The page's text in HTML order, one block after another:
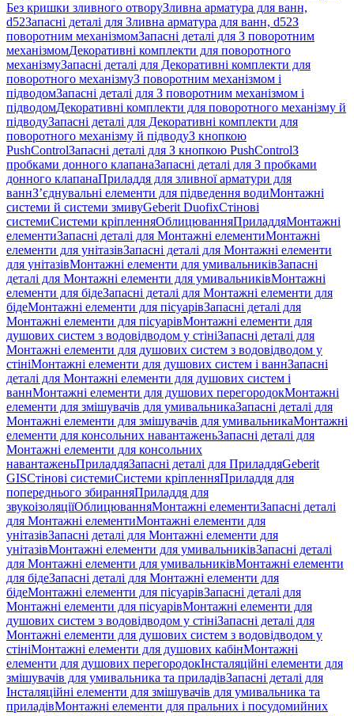
Без кришки зливного отворуЗливна арматура для ванн,
d52Запасні деталі для Зливна арматура для ванн, d52З
поворотним механізмомЗапасні деталі для З поворотним
механізмомДекоративні комплекти для поворотного
механізмуЗапасні деталі для Декоративні комплекти для
поворотного механізмуЗ поворотним механізмом і
підводомЗапасні деталі для З поворотним механізмом і
підводомДекоративні комплекти для поворотного механізму й
підводуЗапасні деталі для Декоративні комплекти для
поворотного механізму й підводуЗ кнопкою
PushControlЗапасні деталі для З кнопкою PushControlЗ
пробками донного клапанаЗапасні деталі для З пробками
донного клапанаПриладдя для зливної арматури для
ваннЗ’єднувальні елементи для підведення водиМонтажні
системи й системи змивуGeberit DuofixСтінові
системиСистеми кріпленняОблицюванняПриладдяМонтажні
елементиЗапасні деталі для Монтажні елементиМонтажні
елементи для унітазівЗапасні деталі для Монтажні елементи
для унітазівМонтажні елементи для умивальниківЗапасні
деталі для Монтажні елементи для умивальниківМонтажні
елементи для бідеЗапасні деталі для Монтажні елементи для
бідеМонтажні елементи для пісуарівЗапасні деталі для
Монтажні елементи для пісуарівМонтажні елементи для
душових систем з водовідводом у стініЗапасні деталі для
Монтажні елементи для душових систем з водовідводом у
стініМонтажні елементи для душових систем і ваннЗапасні
деталі для Монтажні елементи для душових систем і
ваннМонтажні елементи для душових перегородокМонтажні
елементи для змішувачів для умивальникаЗапасні деталі для
Монтажні елементи для змішувачів для умивальникаМонтажні
елементи для консольних навантаженьЗапасні деталі для
Монтажні елементи для консольних
навантаженьПриладдяЗапасні деталі для ПриладдяGeberit
GISСтінові системиСистеми кріпленняПриладдя для
попереднього збиранняПриладдя для
звукоізоляціїОблицюванняМонтажні елементиЗапасні деталі
для Монтажні елементиМонтажні елементи для
унітазівЗапасні деталі для Монтажні елементи для
унітазівМонтажні елементи для умивальниківЗапасні деталі
для Монтажні елементи для умивальниківМонтажні елементи
для бідеЗапасні деталі для Монтажні елементи для
бідеМонтажні елементи для пісуарівЗапасні деталі для
Монтажні елементи для пісуарівМонтажні елементи для
душових систем з водовідводом у стініЗапасні деталі для
Монтажні елементи для душових систем з водовідводом у
стініМонтажні елементи для душових кабінМонтажні
елементи для душових перегородокІнсталяційні елементи для
змішувачів для умивальника та приладівЗапасні деталі для
Інсталяційні елементи для змішувачів для умивальника та
приладівМонтажні елементи для пральних і посудомийних